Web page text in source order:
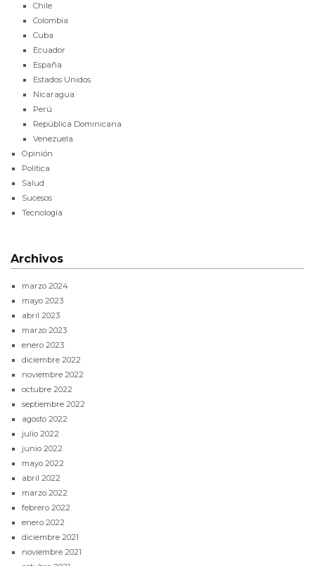
Chile
Colombia
Cuba
Ecuador
España
Estados Unidos
Nicaragua
Perú
República Dominicana
Venezuela
Opinión
Política
Salud
Sucesos
Tecnología
Archivos
marzo 2024
mayo 2023
abril 2023
marzo 2023
enero 2023
diciembre 2022
noviembre 2022
octubre 2022
septiembre 2022
agosto 2022
julio 2022
junio 2022
mayo 2022
abril 2022
marzo 2022
febrero 2022
enero 2022
diciembre 2021
noviembre 2021